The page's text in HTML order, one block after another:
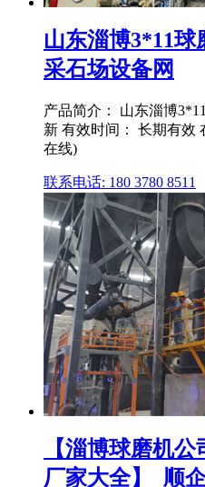
山东淄博3*11球
采石场设备网
产品简介： 山东淄博
新 有效时间： 长期有效
在线)
联系电话: 180 3780 8511
【淄博球磨机
厂家大全】_顺